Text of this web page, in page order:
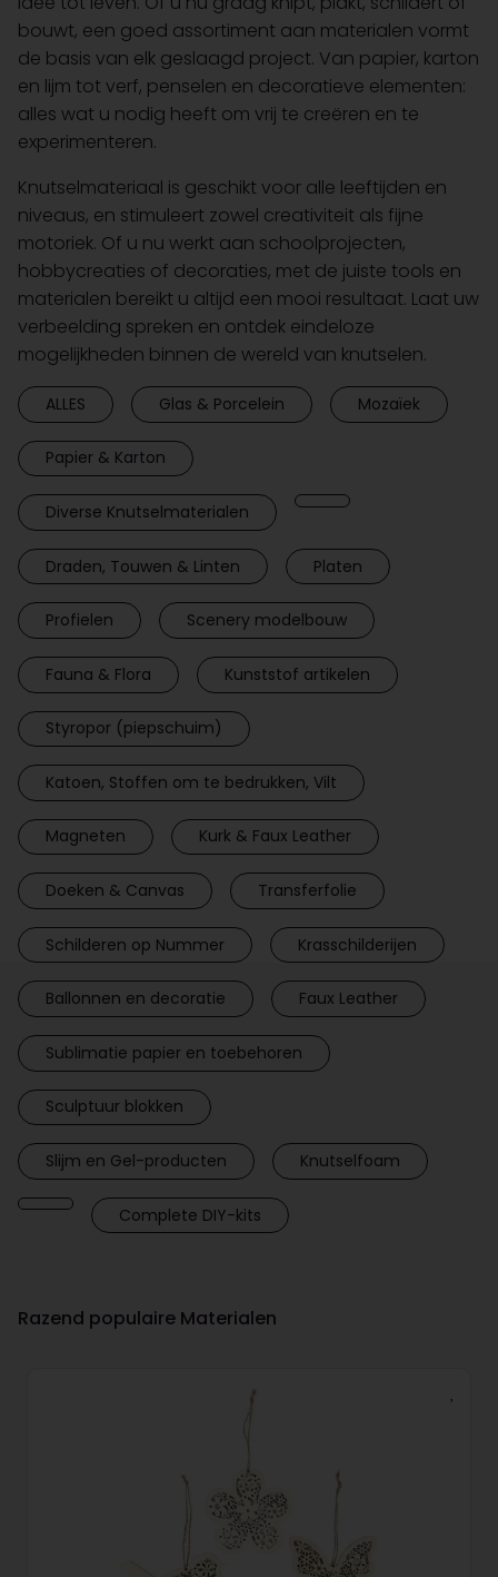
bouwt, een goed assortiment aan materialen vormt
de basis van elk geslaagd project. Van papier, karton
en lijm tot verf, penselen en decoratieve elementen:
alles wat u nodig heeft om vrij te creëren en te
experimenteren.
Knutselmateriaal is geschikt voor alle leeftijden en
niveaus, en stimuleert zowel creativiteit als fijne
motoriek. Of u nu werkt aan schoolprojecten,
hobbycreaties of decoraties, met de juiste tools en
materialen bereikt u altijd een mooi resultaat. Laat uw
verbeelding spreken en ontdek eindeloze
mogelijkheden binnen de wereld van knutselen.
ALLES Glas & Porcelein Mozaïek
Papier & Karton
Diverse Knutselmaterialen
Draden, Touwen & Linten Platen
Profielen Scenery modelbouw
Fauna & Flora Kunststof artikelen
Styropor (piepschuim)
Katoen, Stoffen om te bedrukken, Vilt
Magneten Kurk & Faux Leather
Doeken & Canvas Transferfolie
Schilderen op Nummer Krasschilderijen
Ballonnen en decoratie Faux Leather
Sublimatie papier en toebehoren
Sculptuur blokken
Slijm en Gel-producten Knutselfoam
Complete DIY-kits
Razend populaire Materialen